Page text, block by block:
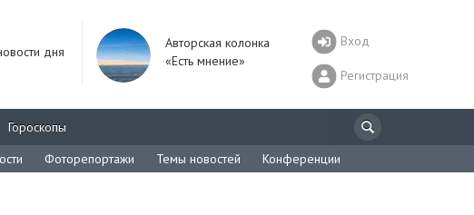
дня
Авторская колонка
«Есть мнение»
Вход
Регистрация
Гороскопы
Фоторепортажи Темы новостей Конференции